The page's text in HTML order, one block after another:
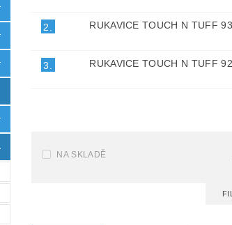
2. RUKAVICE TOUCH N TUFF
3. RUKAVICE TOUCH N TUFF
NA SKLADĚ